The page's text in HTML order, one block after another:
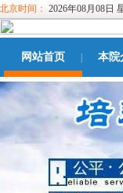
北京时间： 2026年08月08日
网站首页 本院